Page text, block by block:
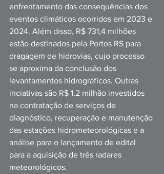
enfrentamento das consequências dos
eventos climáticos ocorridos em 2023 e
2024. Além disso, R$ 731,4 milhões
estão destinados pela Portos RS para
dragagem de hidrovias, cujo processo
se aproxima da conclusão dos
levantamentos hidrográficos. Outras
inciativas são R$ 1,2 milhão investidos
na contratação de serviços de
diagnóstico, recuperação e manutenção
das estações hidrometeorológicas e a
análise para o lançamento de edital
para a aquisição de três radares
meteorológicos.